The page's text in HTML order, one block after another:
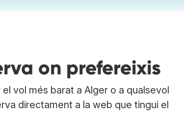
on prefereixis
vol més barat a Alger o a qualsevol
directament a la web que tingui el